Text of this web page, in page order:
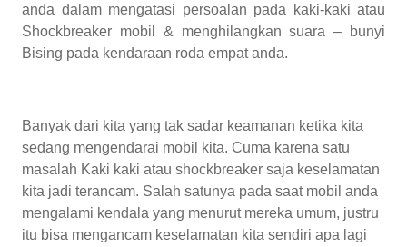
anda dalam mengatasi persoalan pada kaki-kaki atau
Shockbreaker mobil & menghilangkan suara – bunyi
Bising pada kendaraan roda empat anda.
Banyak dari kita yang tak sadar keamanan ketika kita
sedang mengendarai mobil kita. Cuma karena satu
masalah Kaki kaki atau shockbreaker saja keselamatan
kita jadi terancam. Salah satunya pada saat mobil anda
mengalami kendala yang menurut mereka umum, justru
itu bisa mengancam keselamatan kita sendiri apa lagi